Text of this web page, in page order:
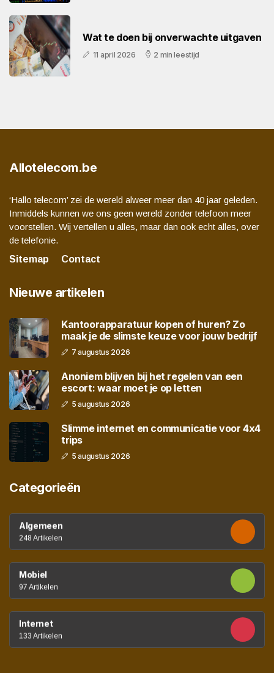
Wat te doen bij onverwachte uitgaven
11 april 2026 2 min leestijd
Allotelecom.be
‘Hallo telecom’ zei de wereld alweer meer dan 40 jaar geleden.
Inmiddels kunnen we ons geen wereld zonder telefoon meer
voorstellen. Wij vertellen u alles, maar dan ook echt alles, over
de telefonie.
Sitemap
Contact
Nieuwe artikelen
Kantoorapparatuur kopen of huren? Zo
maak je de slimste keuze voor jouw bedrijf
7 augustus 2026
Anoniem blijven bij het regelen van een
escort: waar moet je op letten
5 augustus 2026
Slimme internet en communicatie voor 4x4
trips
5 augustus 2026
Categorieën
Algemeen
248 Artikelen
Mobiel
97 Artikelen
Internet
133 Artikelen